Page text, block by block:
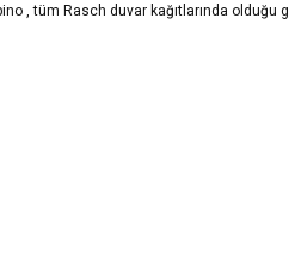
, tüm Rasch duvar kağıtlarında